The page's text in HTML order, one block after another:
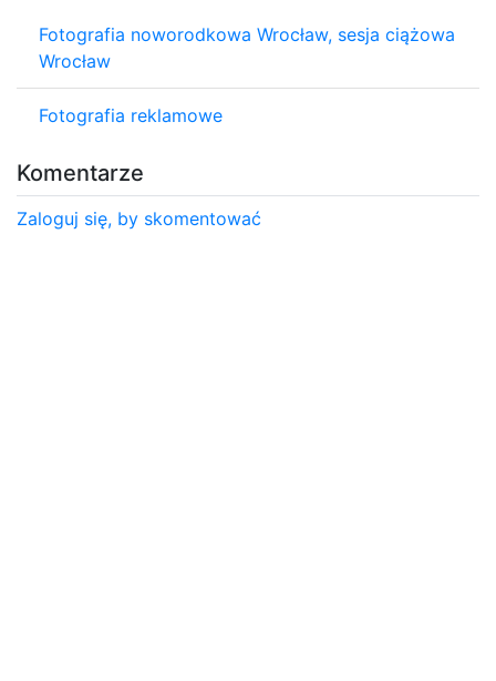
Fotografia noworodkowa Wrocław, sesja ciążowa
Wrocław
Fotografia reklamowe
Komentarze
Zaloguj się, by skomentować